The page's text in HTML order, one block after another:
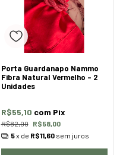
Porta Guardanapo Nammo
Fibra Natural Vermelho - 2
Unidades
R$82,00 R$58,00
R$55,10 com Pix
5x de R$11,60 sem juros